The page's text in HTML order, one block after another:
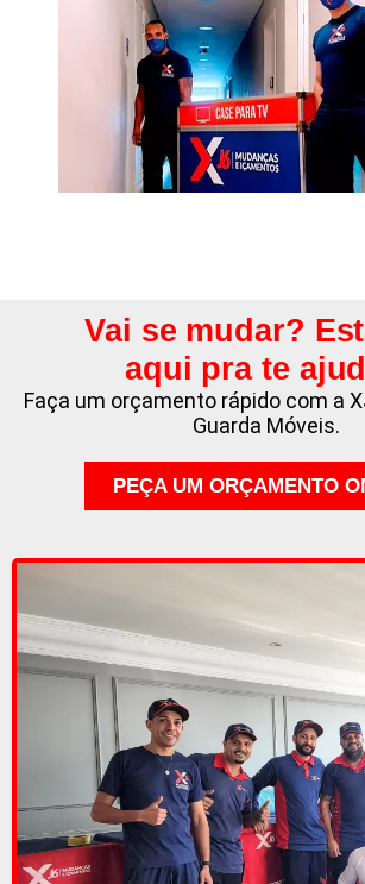
Vai se mudar?
aqui pra te
Faça um orçamento rápido com a
Guarda Móveis.
PEÇA UM ORÇAMENTO